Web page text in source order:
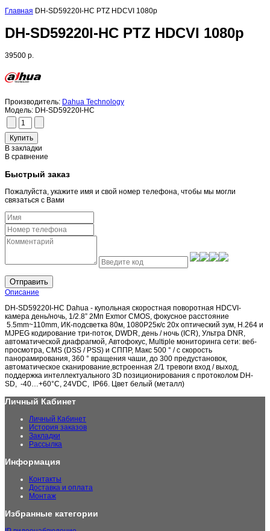
Главная DH-SD59220I-HC PTZ HDCVI 1080p
DH-SD59220I-HC PTZ HDCVI 1080p
39500 р.
Производитель: Dahua Technology
Модель: DH-SD59220I-HC
В закладки
В сравнение
Быстрый заказ
Пожалуйста, укажите имя и свой номер телефона, чтобы мы могли
связаться с Вами
Отправить
Описание
DH-SD59220I-HC Dahua - купольная скоростная поворотная HDCVI-
камера день/ночь, 1/2.8” 2Мп Exmor CMOS, фокусное расстояние
5.5mm~110mm, ИК-подсветка 80м, 1080P25к/с 20x оптический зум, H.264 и
MJPEG кодирование три-поток, DWDR, день / ночь (ICR), Ультра DNR,
автоматической диафрагмой, Автофокус, Multiple мониторинга сети: веб-
просмотра, CMS (DSS / PSS) и СППР, Макс 500 ° / с скорость
панорамирования, 360 ° вращения чаши, до 300 предустановок,
автоматическое сканирование,встроенная 2/1 тревоги вход / выход,
поддержка интеллектуального 3D позиционирования с протоколом DH-
SD, -40…+60°C, 24VDC, IP66. Цвет белый (металл)
Личный Кабинет
Личный Кабинет
История заказов
Закладки
Рассылка
Информация
Контакты
Доставка и оплата
Монтаж
Избранные категории